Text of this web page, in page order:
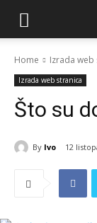
Home Izrada web
Izrada web stranica
Što su
By Ivo 12